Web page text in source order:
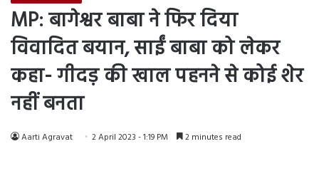
MP: बागेश्वर बाबा ने फिर दिया
विवादित बयान, साईं बाबा को लेकर
कहा- गीदड़ की खाल पहनने से कोई शेर
नहीं बनता
Aarti Agravat 2 April 2023 - 1:19 PM 2 minutes read